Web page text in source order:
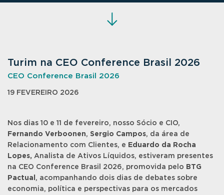
Turim na CEO Conference Brasil 2026
CEO Conference Brasil 2026
19 FEVEREIRO 2026
Nos dias 10 e 11 de fevereiro, nosso Sócio e CIO,
Fernando Verboonen, Sergio Campos, da área de
Relacionamento com Clientes, e Eduardo da Rocha
Lopes, Analista de Ativos Líquidos, estiveram presentes
na CEO Conference Brasil 2026, promovida pelo BTG
Pactual , acompanhando dois dias de debates sobre
economia, política e perspectivas para os mercados